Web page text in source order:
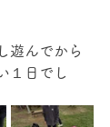
遊んでから
１日でし